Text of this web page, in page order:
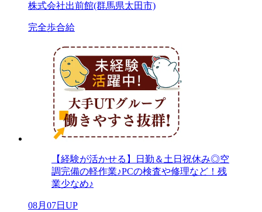
株式会社出前館(群馬県太田市)
完全歩合給
【経験が活かせる】日勤＆土日祝休み◎空
調完備の軽作業♪PCの検査や修理など！残
業少なめ♪
08月07日UP